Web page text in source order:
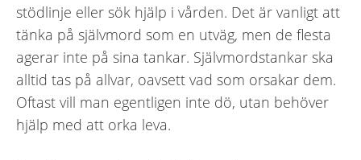
stödlinje eller sök hjälp i vården. Det är vanligt att
tänka på självmord som en utväg, men de flesta
agerar inte på sina tankar. Självmordstankar ska
alltid tas på allvar, oavsett vad som orsakar dem.
Oftast vill man egentligen inte dö, utan behöver
hjälp med att orka leva.